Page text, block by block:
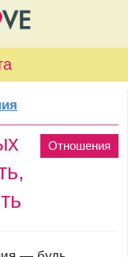
Отношения